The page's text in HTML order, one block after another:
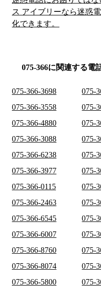
ス アイブリーなら迷惑
化できます。
075-366に関連する電
075-366-3698 075-
075-366-3558
075-
075-366-4880
075-
075-366-3088
075-
075-366-6238
075-
075-366-3977
075-
075-366-0115
075-
075-366-2463
075-
075-366-6545
075-
075-366-6007
075-
075-366-8760
075-
075-366-8074
075-
075-366-5800
075-